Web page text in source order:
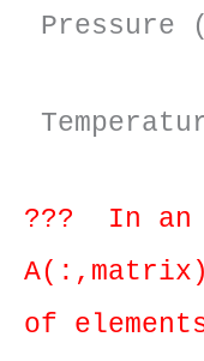
Pressure
??? In an
of